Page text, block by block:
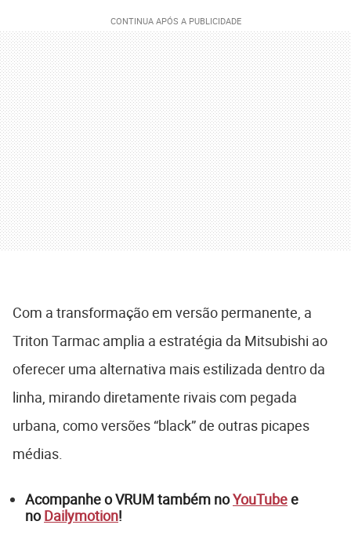
Com a transformação em versão permanente, a
Triton Tarmac amplia a estratégia da Mitsubishi ao
oferecer uma alternativa mais estilizada dentro da
linha, mirando diretamente rivais com pegada
urbana, como versões “black” de outras picapes
médias.
Acompanhe o VRUM também noYouTubee
noDailymotion!